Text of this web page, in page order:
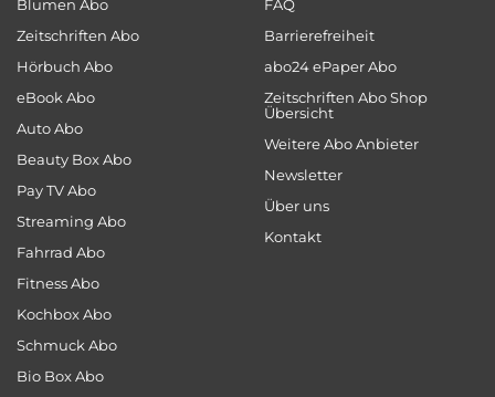
Blumen Abo
Zeitschriften Abo
Hörbuch Abo
eBook Abo
Auto Abo
Beauty Box Abo
Pay TV Abo
Streaming Abo
Fahrrad Abo
Fitness Abo
Kochbox Abo
Schmuck Abo
Bio Box Abo
FAQ
Barrierefreiheit
abo24 ePaper Abo
Zeitschriften Abo Shop
Übersicht
Weitere Abo Anbieter
Newsletter
Über uns
Kontakt